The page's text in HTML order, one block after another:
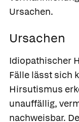
Ursachen.
Ursachen
Idiopathischer
Fälle lässt sich
Hirsutismus
unauffällig,
nachweisbar.